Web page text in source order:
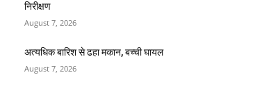
निरीक्षण
August 7, 2026
अत्यधिक बारिश से ढहा मकान, बच्ची घायल
August 7, 2026